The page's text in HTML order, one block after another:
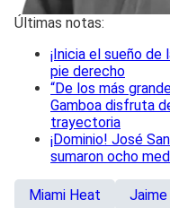
Últimas notas:
¡Inicia el sueño
pie derecho
“De los más
Gamboa disfruta
trayectoria
¡Dominio! José
sumaron ocho
Miami Heat Jaime